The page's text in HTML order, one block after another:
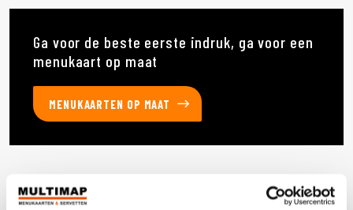
Ga voor de beste eerste indruk, ga voor een
menukaart op maat
MENUKAARTEN OP MAAT
Deze producten heb je eerder bekeken